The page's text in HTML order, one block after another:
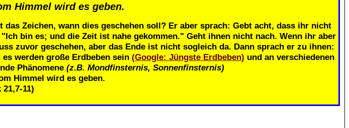
Himmel wird es geben.
Zeichen, wann dies geschehen soll? Er aber sprach: Gebt acht, dass ihr nicht
bin es; und die Zeit ist nahe gekommen." Geht ihnen nicht nach. Wenn ihr aber
zuvor geschehen, aber das Ende ist nicht sogleich da. Dann sprach er zu ihnen:
werden große Erdbeben sein (Google: Jüngste Erdbeben) und an verschiedenen
Phänomene (z.B. Mondfinsternis, Sonnenfinsternis)
Himmel wird es geben.
21,7-11)